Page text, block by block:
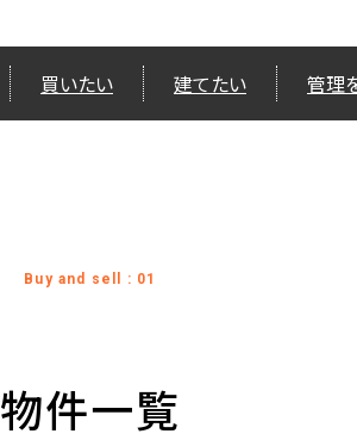
買いたい 建てたい 管理
Buy and sell : 01
物件一覧